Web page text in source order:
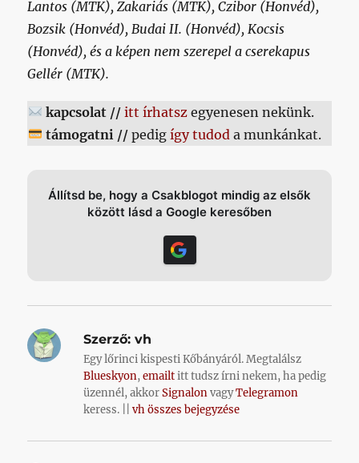
Lantos (MTK), Zakariás (MTK), Czibor (Honvéd),
Bozsik (Honvéd), Budai II. (Honvéd), Kocsis
(Honvéd), és a képen nem szerepel a cserekapus
Gellér (MTK).
kapcsolat // itt írhatszegyenesen nekünk.
támogatni //pedig így tudod a munkánkat.
Állítsd be, hogy a Csakblogot mindig az elsők
között lásd a Google keresőben
Szerző: vh
Egy lőrinci kispesti Kőbányáról. Megtalálsz
Blueskyon,emailtitt tudsz írni nekem, ha pedig
üzennél, akkorSignalonvagyTelegramon
keress. ||vh összes bejegyzése